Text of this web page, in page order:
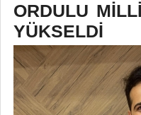
ORDULU
YÜKSELDİ